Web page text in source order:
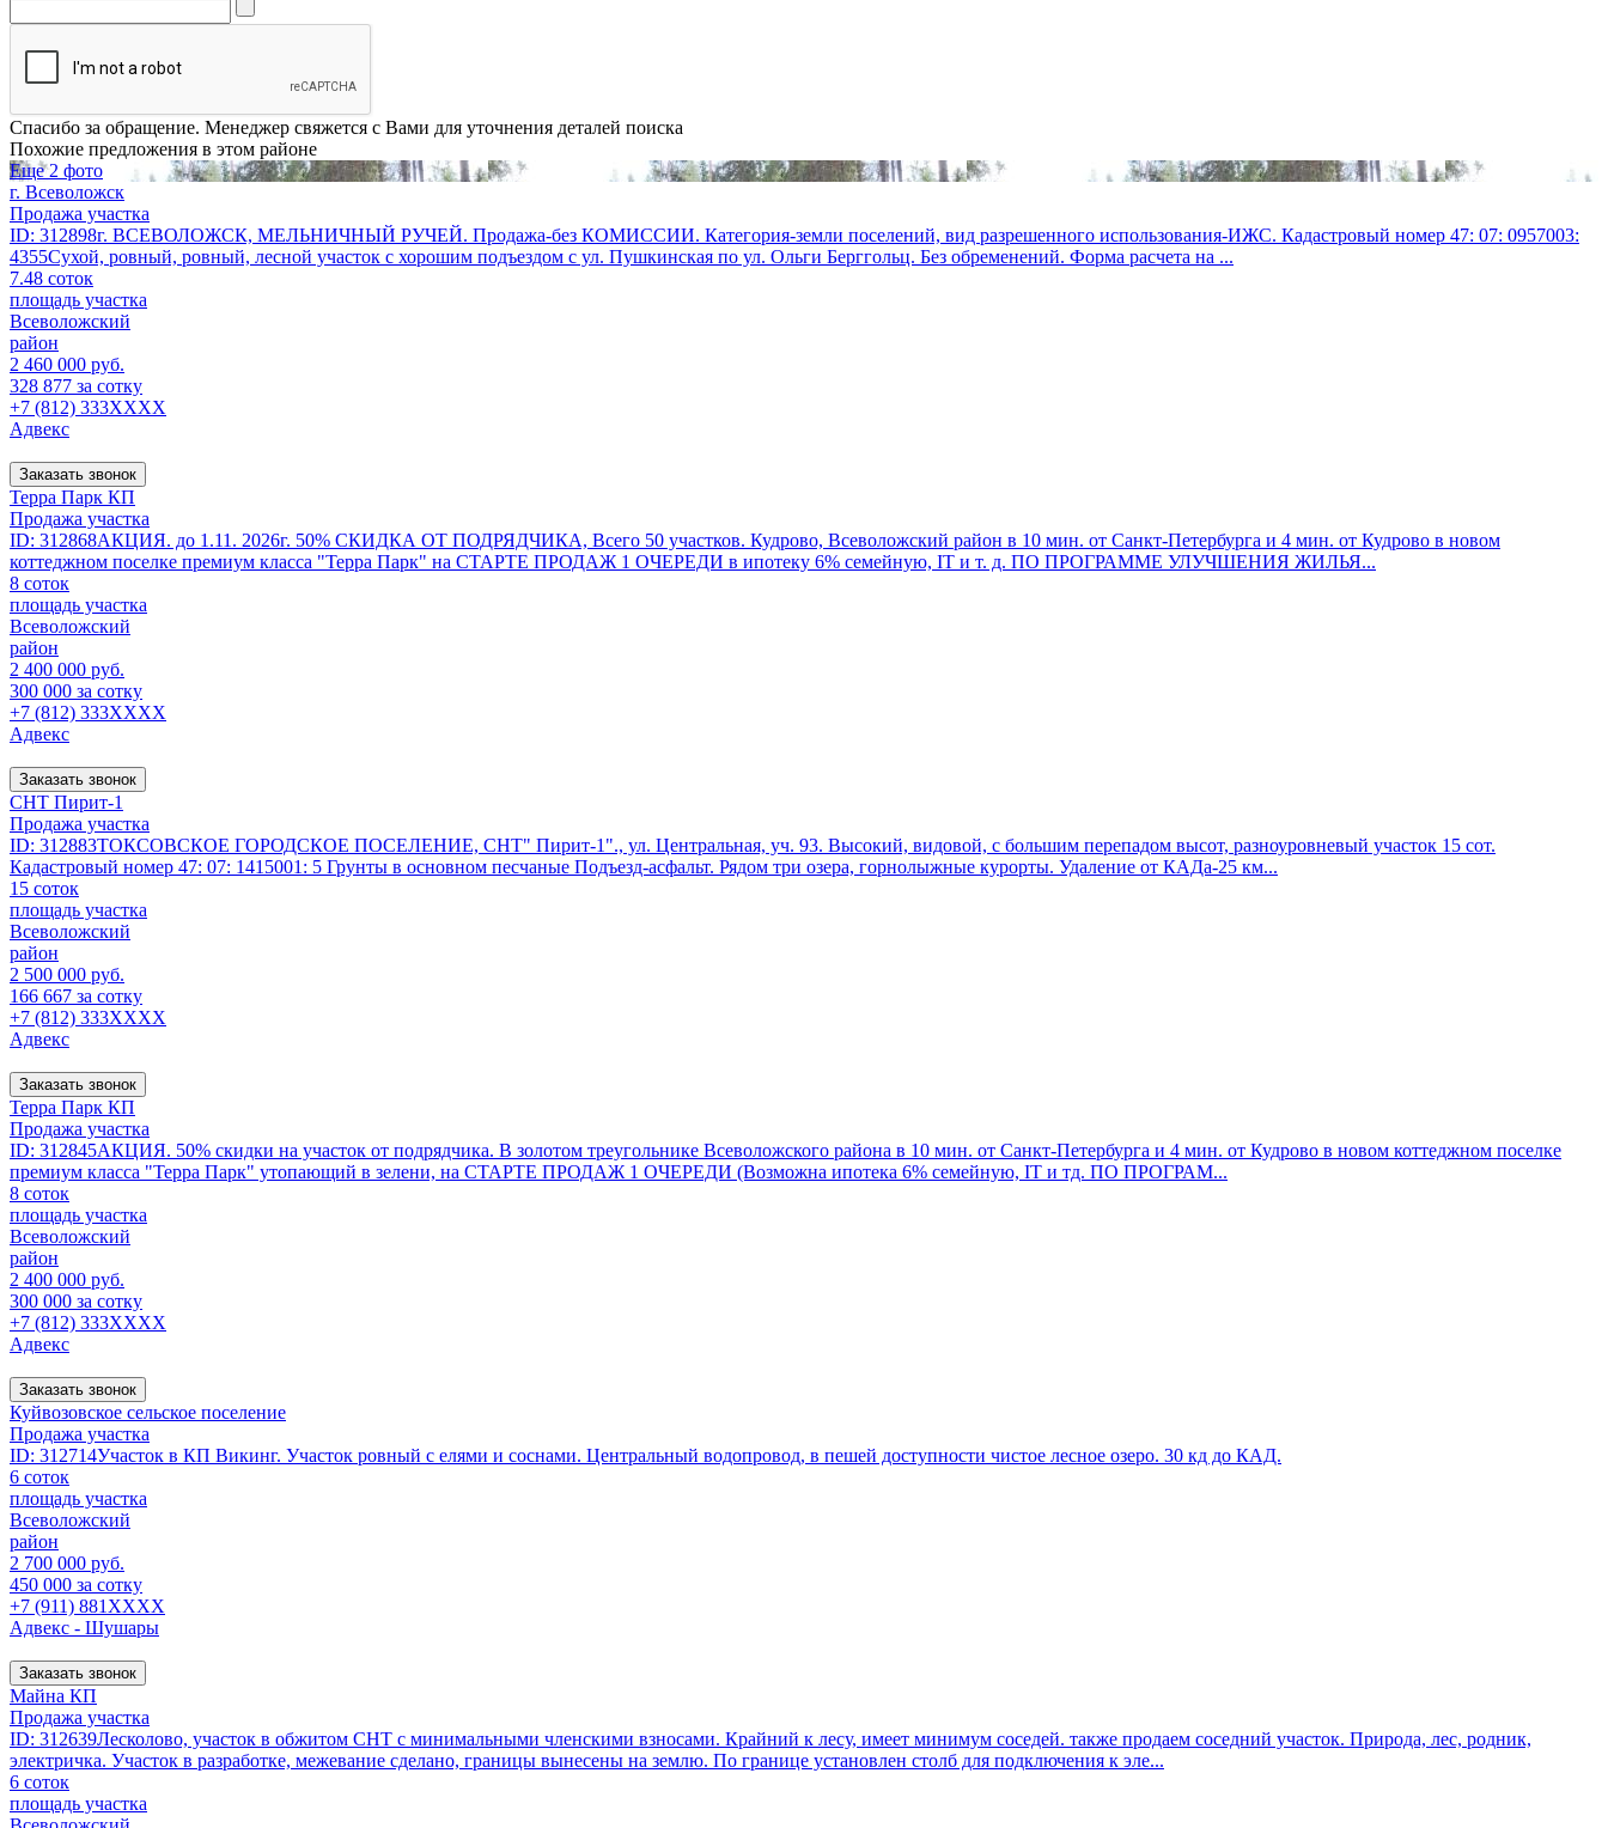
Спасибо за обращение. Менеджер свяжется с Вами для уточнения деталей поиска
Похожие предложения в этом районе
Еще 2 фото
г. Всеволожск
Продажа участка
ID: 312898г. ВСЕВОЛОЖСК, МЕЛЬНИЧНЫЙ РУЧЕЙ. Продажа-без КОМИССИИ. Категория-земли поселений, вид разрешенного использования-ИЖС. Кадастровый номер 47: 07: 0957003:
4355Сухой, ровный, ровный, лесной участок с хорошим подъездом с ул. Пушкинская по ул. Ольги Берггольц. Без обременений. Форма расчета на ...
7.48 соток
площадь участка
Всеволожский
район
2 460 000 руб.
328 877 за сотку
+7 (812) 333XXXX
Адвекс
Заказать звонок
Терра Парк КП
Продажа участка
ID: 312868АКЦИЯ. до 1.11. 2026г. 50% СКИДКА ОТ ПОДРЯДЧИКА, Всего 50 участков. Кудрово, Всеволожский район в 10 мин. от Санкт-Петербурга и 4 мин. от Кудрово в новом
коттеджном поселке премиум класса "Терра Парк" на СТАРТЕ ПРОДАЖ 1 ОЧЕРЕДИ в ипотеку 6% семейную, IT и т. д. ПО ПРОГРАММЕ УЛУЧШЕНИЯ ЖИЛЬЯ...
8 соток
площадь участка
Всеволожский
район
2 400 000 руб.
300 000 за сотку
+7 (812) 333XXXX
Адвекс
Заказать звонок
СНТ Пирит-1
Продажа участка
ID: 312883ТОКСОВСКОЕ ГОРОДСКОЕ ПОСЕЛЕНИЕ, СНТ" Пирит-1"., ул. Центральная, уч. 93. Высокий, видовой, с большим перепадом высот, разноуровневый участок 15 сот.
Кадастровый номер 47: 07: 1415001: 5 Грунты в основном песчаные Подъезд-асфальт. Рядом три озера, горнолыжные курорты. Удаление от КАДа-25 км...
15 соток
площадь участка
Всеволожский
район
2 500 000 руб.
166 667 за сотку
+7 (812) 333XXXX
Адвекс
Заказать звонок
Терра Парк КП
Продажа участка
ID: 312845АКЦИЯ. 50% скидки на участок от подрядчика. В золотом треугольнике Всеволожского района в 10 мин. от Санкт-Петербурга и 4 мин. от Кудрово в новом коттеджном поселке
премиум класса "Терра Парк" утопающий в зелени, на СТАРТЕ ПРОДАЖ 1 ОЧЕРЕДИ (Возможна ипотека 6% семейную, IT и тд. ПО ПРОГРАМ...
8 соток
площадь участка
Всеволожский
район
2 400 000 руб.
300 000 за сотку
+7 (812) 333XXXX
Адвекс
Заказать звонок
Куйвозовское сельское поселение
Продажа участка
ID: 312714Участок в КП Викинг. Участок ровный с елями и соснами. Центральный водопровод, в пешей доступности чистое лесное озеро. 30 кд до КАД.
6 соток
площадь участка
Всеволожский
район
2 700 000 руб.
450 000 за сотку
+7 (911) 881XXXX
Адвекс - Шушары
Заказать звонок
Майна КП
Продажа участка
ID: 312639Лесколово, участок в обжитом СНТ с минимальными членскими взносами. Крайний к лесу, имеет минимум соседей. также продаем соседний участок. Природа, лес, родник,
электричка. Участок в разработке, межевание сделано, границы вынесены на землю. По границе установлен столб для подключения к эле...
6 соток
площадь участка